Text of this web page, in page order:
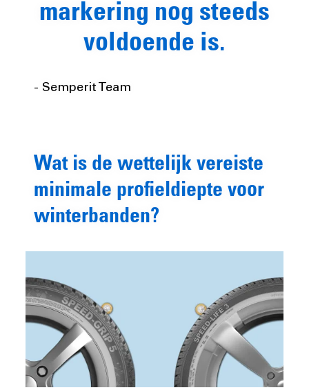
markering nog steeds
voldoende is.
- Semperit Team
Wat is de wettelijk vereiste
minimale profieldiepte voor
winterbanden?